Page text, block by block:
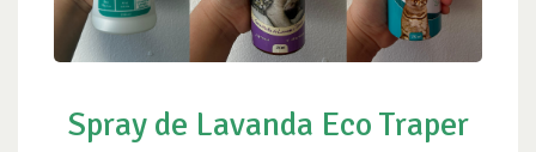
Spray de Lavanda Eco Traper